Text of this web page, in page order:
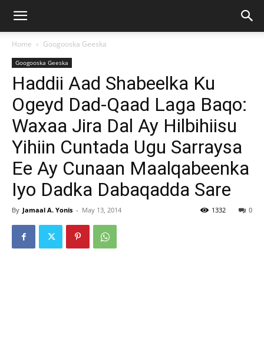
Home Googooska Geeska
Googooska Geeska
Haddii Aad Shabeelka Ku
Ogeyd Dad-Qaad Laga Baqo:
Waxaa Jira Dal Ay Hilbihiisu
Yihiin Cuntada Ugu Sarraysa
Ee Ay Cunaan Maalqabeenka
Iyo Dadka Dabaqadda Sare
By Jamaal A. Yonis - May 13, 2014 0
1332